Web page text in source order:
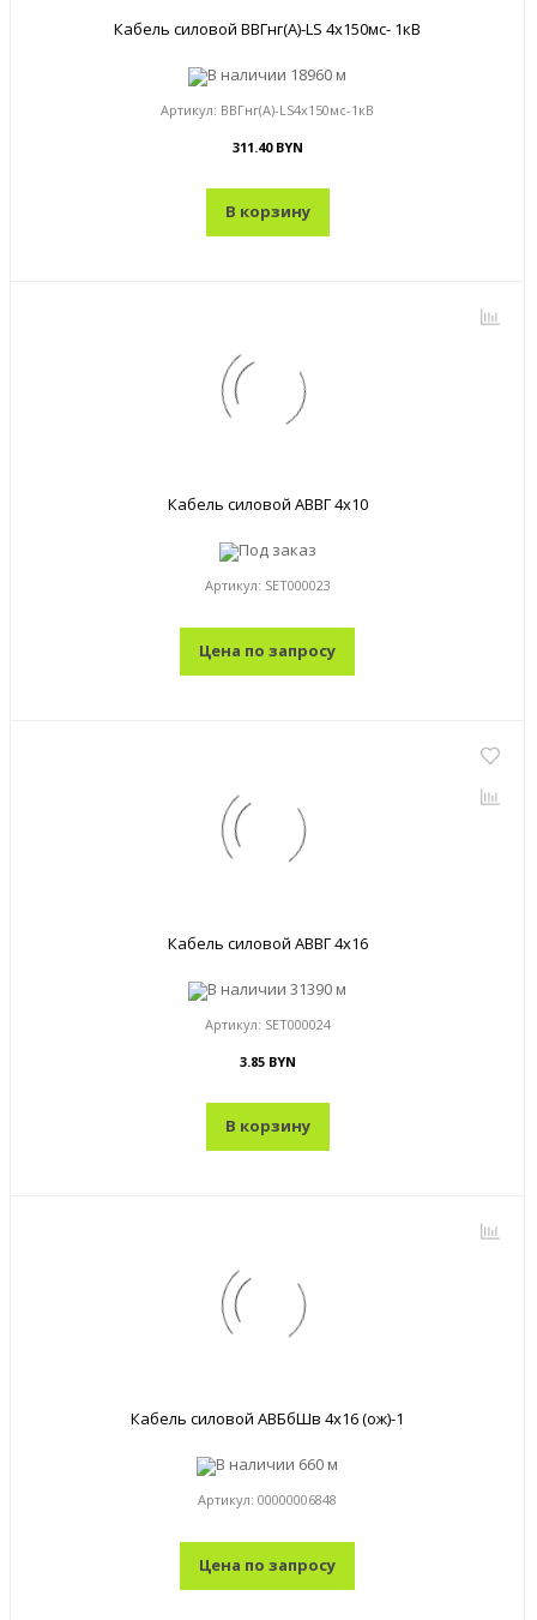
Кабель силовой ВВГнг(А)-LS 4x150мс- 1кВ
В наличии 18960 м
Артикул: ВВГнг(А)-LS4x150мс-1кВ
311.40 BYN
В корзину
Кабель силовой АВВГ 4x10
Под заказ
Артикул: SET000023
Цена по запросу
Кабель силовой АВВГ 4x16
В наличии 31390 м
Артикул: SET000024
3.85 BYN
В корзину
Кабель силовой АВБбШв 4x16 (ож)-1
В наличии 660 м
Артикул: 00000006848
Цена по запросу